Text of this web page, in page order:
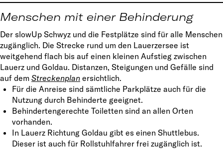
Menschen mit einer Behinderung
Der slowUp Schwyz und die Festplätze sind für alle Menschen
zugänglich. Die Strecke rund um den Lauerzersee ist
weitgehend flach bis auf einen kleinen Aufstieg zwischen
Lauerz und Goldau. Distanzen, Steigungen und Gefälle sind
auf dem Streckenplan ersichtlich.
Für die Anreise sind sämtliche Parkplätze auch für die
Nutzung durch Behinderte geeignet.
Behindertengerechte Toiletten sind an allen Orten
vorhanden.
In Lauerz Richtung Goldau gibt es einen Shuttlebus.
Dieser ist auch für Rollstuhlfahrer frei zugänglich ist.